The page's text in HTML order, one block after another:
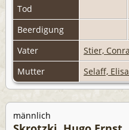
Tod
Beerdigung
Vater
Stier,
Mutter
Selaff,
männlich